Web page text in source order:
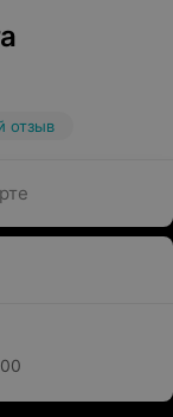
отзыв